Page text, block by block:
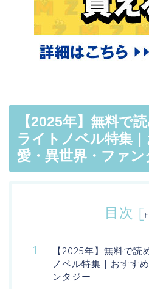
【2025年】無料で
ライトノベル特集
愛・異世界・ファン
目次 [
【2025年】無料で読
ノベル特集｜おすす
ンタジー